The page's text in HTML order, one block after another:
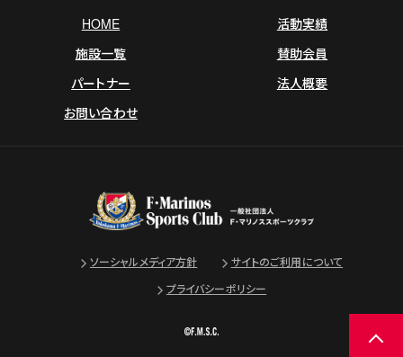
HOME
活動実績
施設一覧
賛助会員
パートナー
法人概要
お問い合わせ
ソーシャルメディア方針
サイトのご利用について
プライバシーポリシー